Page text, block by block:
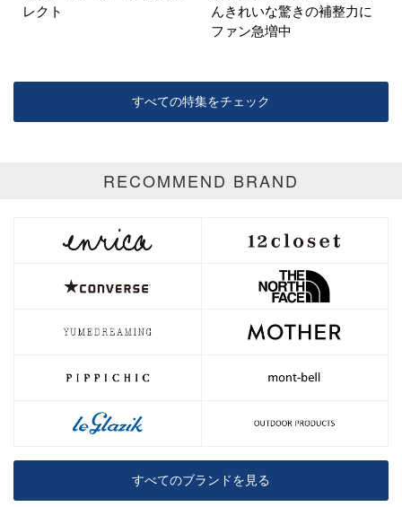
レクト
んきれいな驚きの補整力に
ファン急増中
すべての特集をチェック
RECOMMEND BRAND
すべてのブランドを見る